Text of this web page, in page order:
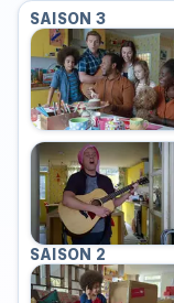
SAISON 3
SAISON 2